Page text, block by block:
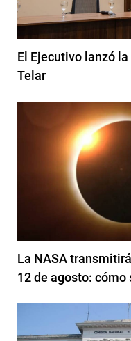
El Ejecutivo lanzó
Telar
La NASA
12 de agosto: